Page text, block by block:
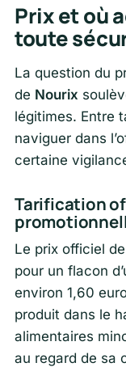
Prix et où
toute
La question du
de Nourix
légitimes. Entre
naviguer dans
certaine
Tarification
Le prix officiel de
pour un flacon
environ 1,60
produit dans le
alimentaires
au regard de sa